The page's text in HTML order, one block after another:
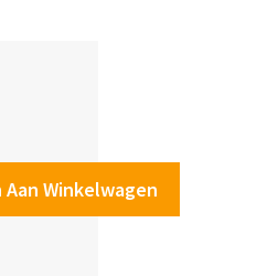
Winkelwagen